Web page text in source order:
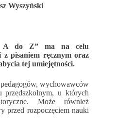
Wyszyński
A do Z” ma na celu
z pisaniem ręcznym oraz
tej umiejętności.
wychowawców
u których
Może również
przed rozpoczęciem nauki